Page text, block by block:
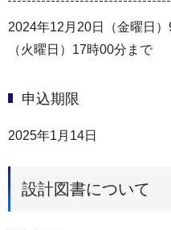
2024年12月20日（金曜日
（火曜日）17時00分まで
申込期限
2025年1月14日
設計図書について